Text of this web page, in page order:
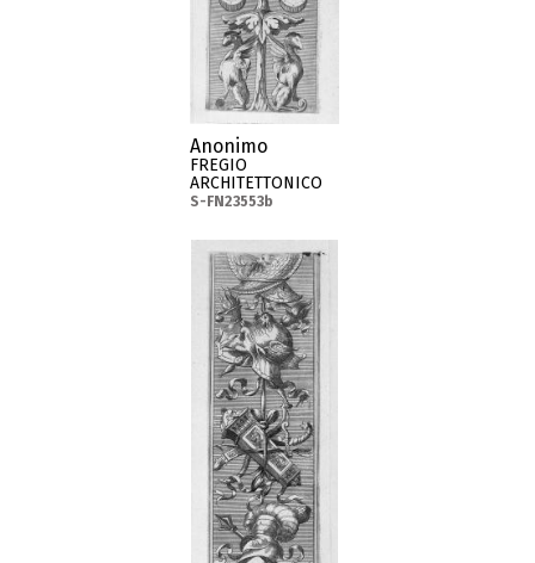
Anonimo
FREGIO
ARCHITETTONICO
S-FN23553b